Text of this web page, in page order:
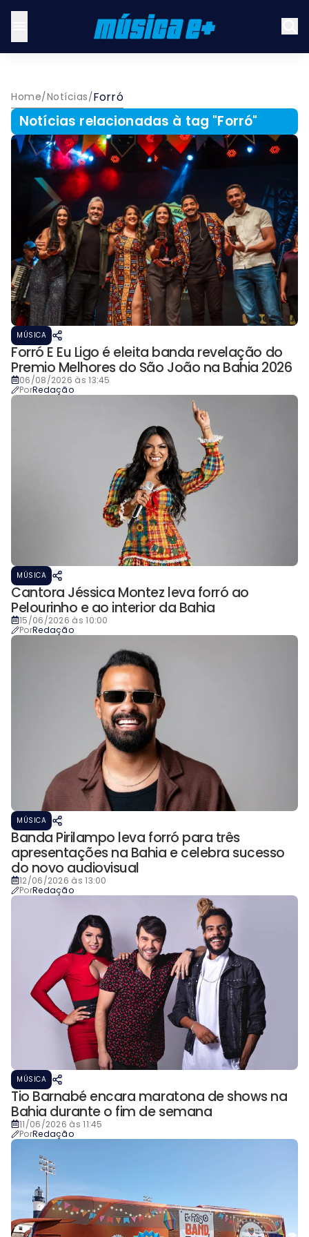
Home/Notícias/Forró
Notícias relacionadas à tag "Forró"
MÚSICA
Forró E Eu Ligo é eleita banda revelação do
Premio Melhores do São João na Bahia 2026
06/08/2026 às 13:45
PorRedação
MÚSICA
Cantora Jéssica Montez leva forró ao
Pelourinho e ao interior da Bahia
15/06/2026 às 10:00
PorRedação
MÚSICA
Banda Pirilampo leva forró para três
apresentações na Bahia e celebra sucesso
do novo audiovisual
12/06/2026 às 13:00
PorRedação
MÚSICA
Tio Barnabé encara maratona de shows na
Bahia durante o fim de semana
11/06/2026 às 11:45
PorRedação